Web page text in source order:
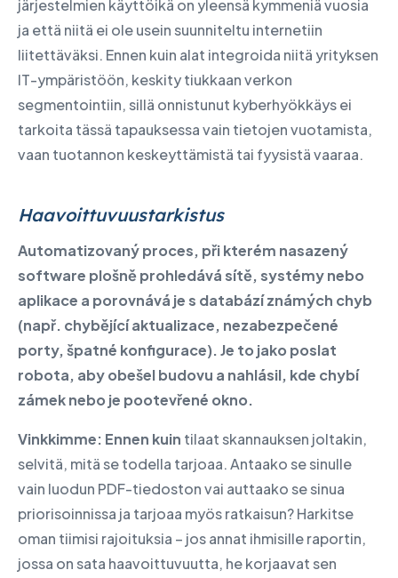
järjestelmien käyttöikä on yleensä kymmeniä vuosia
ja että niitä ei ole usein suunniteltu internetiin
liitettäväksi. Ennen kuin alat integroida niitä yrityksen
IT-ympäristöön, keskity tiukkaan verkon
segmentointiin, sillä onnistunut kyberhyökkäys ei
tarkoita tässä tapauksessa vain tietojen vuotamista,
vaan tuotannon keskeyttämistä tai fyysistä vaaraa.
Haavoittuvuustarkistus
Automatizovaný proces, při kterém nasazený
software plošně prohledává sítě, systémy nebo
aplikace a porovnává je s databází známých chyb
(např. chybějící aktualizace, nezabezpečené
porty, špatné konfigurace). Je to jako poslat
robota, aby obešel budovu a nahlásil, kde chybí
zámek nebo je pootevřené okno.
Vinkkimme: Ennen kuin tilaat skannauksen joltakin,
selvitä, mitä se todella tarjoaa. Antaako se sinulle
vain luodun PDF-tiedoston vai auttaako se sinua
priorisoinnissa ja tarjoaa myös ratkaisun? Harkitse
oman tiimisi rajoituksia – jos annat ihmisille raportin,
jossa on sata haavoittuvuutta, he korjaavat sen